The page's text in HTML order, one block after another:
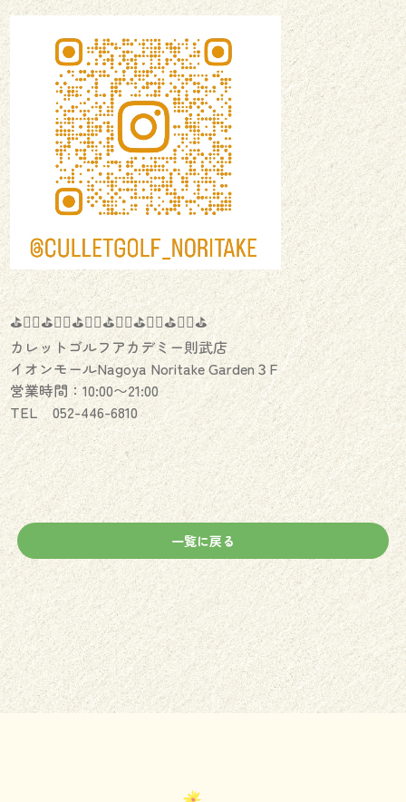
⛳️🏌️‍♂️⛳️🏌️‍♀️⛳️🏌️‍♂️⛳️🏌️‍♀️⛳️🏌️‍♂️⛳️🏌️‍♀️⛳️
カレットゴルフアカデミー則武店
イオンモールNagoya Noritake Garden３F
営業時間：10:00〜21:00
TEL 052-446-6810
一覧に戻る